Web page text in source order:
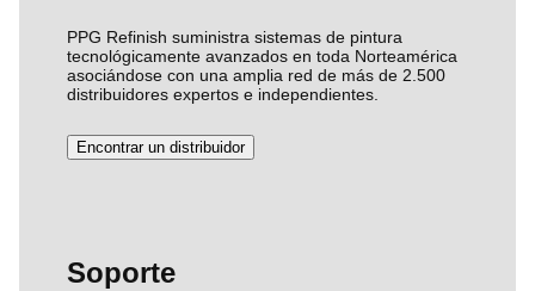
PPG Refinish suministra sistemas de pintura
tecnológicamente avanzados en toda Norteamérica
asociándose con una amplia red de más de 2.500
distribuidores expertos e independientes.
Encontrar un distribuidor
Soporte